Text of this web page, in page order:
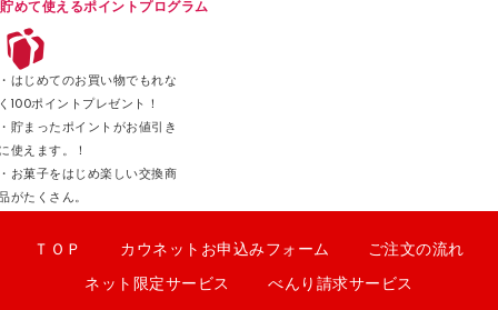
貯めて使えるポイントプログラム
はじめてのお買い物でもれな
100ポイントプレゼント！
貯まったポイントがお値引き
使えます。！
お菓子をはじめ楽しい交換商
がたくさん。
ＴＯＰ カウネットお申込みフォーム ご注文の流れ
ネット限定サービス べんり請求サービス